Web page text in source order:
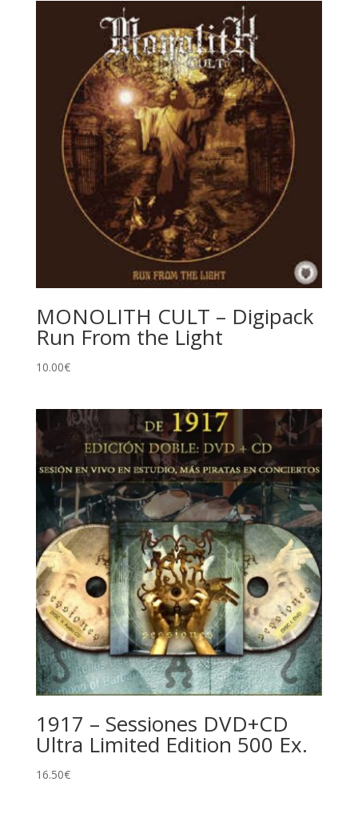
MONOLITH CULT – Digipack
Run From the Light
10.00€
1917 – Sessiones DVD+CD
Ultra Limited Edition 500 Ex.
16.50€